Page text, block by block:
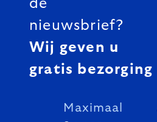
de
nieuwsbrief?
Wij geven u
gratis bezorging
Maximaal